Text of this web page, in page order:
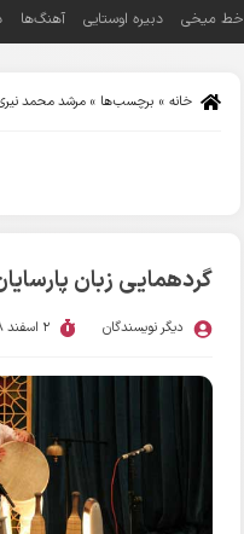
خانه » برچسب‌ها » مرشد محمد
گردهمایی زبان
دیگر نویسندگان 2 اسفند 1398
خط میخی دبیره اوستایی آهنگ‌ها